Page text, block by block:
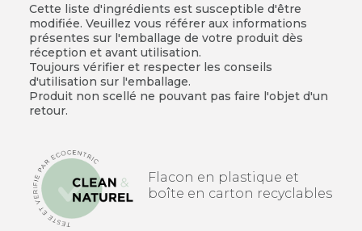
Cette liste d'ingrédients est susceptible d'être
modifiée. Veuillez vous référer aux informations
présentes sur l'emballage de votre produit dès
réception et avant utilisation.
Toujours vérifier et respecter les conseils
d'utilisation sur l'emballage.
Produit non scellé ne pouvant pas faire l'objet d'un
retour.
Flacon en plastique et
boîte en carton recyclables